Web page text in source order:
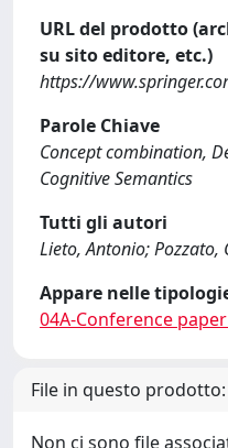
URL del prodotto
su sito editore, etc.)
https://
Parole Chiave
Concept combination,
Cognitive Semantics
Tutti gli autori
Lieto, Antonio; Pozzato,
Appare nelle
04A-Conference
File in questo prodotto:
Non ci sono file